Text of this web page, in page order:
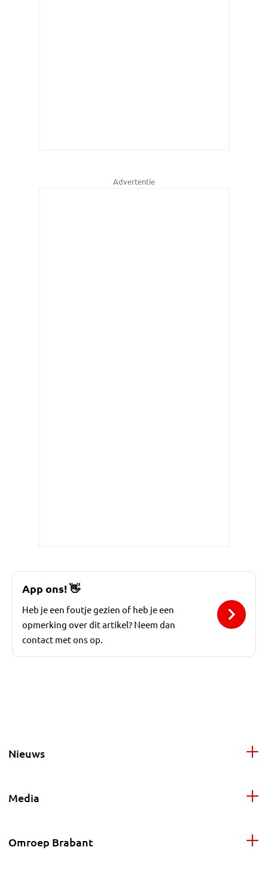
Advertentie
App ons!👋
Heb je een foutje gezien of heb je een
opmerking over dit artikel? Neem dan
contact met ons op.
Nieuws
Media
Omroep Brabant